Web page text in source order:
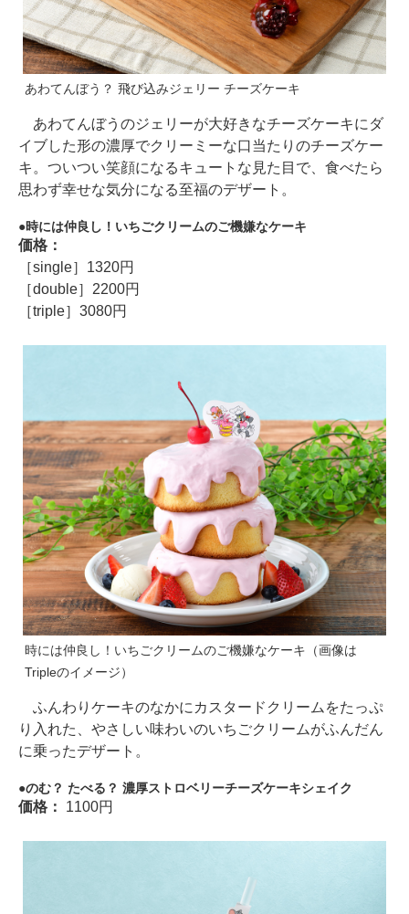
あわてんぼう？ 飛び込みジェリー チーズケーキ
あわてんぼうのジェリーが大好きなチーズケーキにダ
イブした形の濃厚でクリーミーな口当たりのチーズケー
キ。ついつい笑顔になるキュートな見た目で、食べたら
思わず幸せな気分になる至福のデザート。
時には仲良し！いちごクリームのご機嫌なケーキ
価格：
［single］1320円
［double］2200円
［triple］3080円
時には仲良し！いちごクリームのご機嫌なケーキ（画像は
Tripleのイメージ）
ふんわりケーキのなかにカスタードクリームをたっぷ
り入れた、やさしい味わいのいちごクリームがふんだん
に乗ったデザート。
のむ？ たべる？ 濃厚ストロベリーチーズケーキシェイク
価格： 1100円